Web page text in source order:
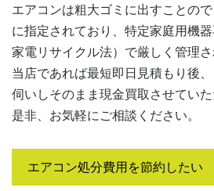
エアコンは粗大ゴミに出すことの
に指定されており、特定家庭用機器
家電リサイクル法）で厳しく管理さ
当店であれば最短即日見積もり後
伺いしそのまま現金買取させていた
是非、お気軽にご相談ください。
エアコン処分費用を節約したい